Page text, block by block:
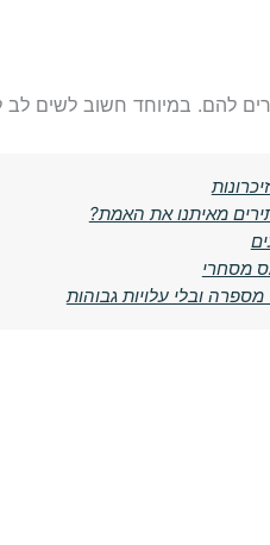
מאיתנו את האמת?
מסחרי